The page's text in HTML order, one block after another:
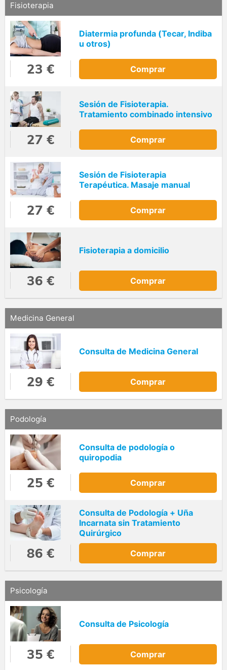
Fisioterapia
Diatermia profunda (Tecar, Indiba
u otros)
23 € Comprar
Sesión de Fisioterapia.
Tratamiento combinado intensivo
27 € Comprar
Sesión de Fisioterapia
Terapéutica. Masaje manual
27 € Comprar
Fisioterapia a domicilio
36 € Comprar
Medicina General
Consulta de Medicina General
29 € Comprar
Podología
Consulta de podología o
quiropodia
25 € Comprar
Consulta de Podología + Uña
Incarnata sin Tratamiento
Quirúrgico
86 € Comprar
Psicología
Consulta de Psicología
35 € Comprar